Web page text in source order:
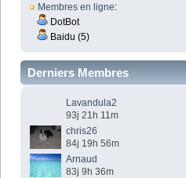
Membres en ligne:
DotBot
Baidu (5)
Derniers Membres
Lavandula2
93j 21h 11m
chris26
84j 19h 56m
Arnaud
83j 9h 36m